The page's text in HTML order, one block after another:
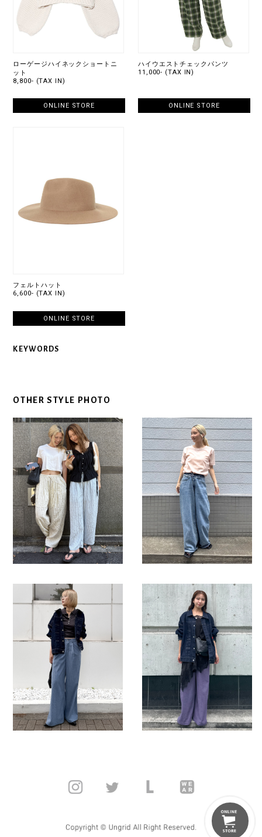
ローゲージハイネックショートニ
ット
8,800- (TAX IN)
ONLINE STORE
ハイウエストチェックパンツ
11,000- (TAX IN)
ONLINE STORE
フェルトハット
6,600- (TAX IN)
ONLINE STORE
KEYWORDS
OTHER STYLE PHOTO